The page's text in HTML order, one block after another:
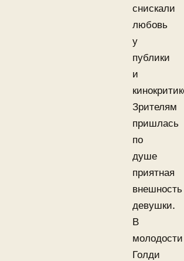
снискали
любовь
у
публики
и
Зрителям
пришлась
по
душе
приятная
внешность
девушки.
В
молодости
Голди